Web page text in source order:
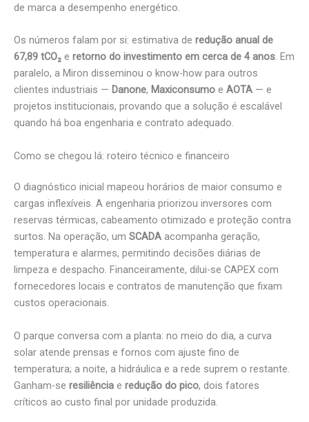
de marca a desempenho energético.
Os números falam por si: estimativa de redução anual de
67,89 tCO₂ e retorno do investimento em cerca de 4 anos. Em
paralelo, a Miron disseminou o know-how para outros
clientes industriais — Danone, Maxiconsumo e AOTA — e
projetos institucionais, provando que a solução é escalável
quando há boa engenharia e contrato adequado.
Como se chegou lá: roteiro técnico e financeiro
O diagnóstico inicial mapeou horários de maior consumo e
cargas inflexíveis. A engenharia priorizou inversores com
reservas térmicas, cabeamento otimizado e proteção contra
surtos. Na operação, um SCADA acompanha geração,
temperatura e alarmes, permitindo decisões diárias de
limpeza e despacho. Financeiramente, dilui-se CAPEX com
fornecedores locais e contratos de manutenção que fixam
custos operacionais.
O parque conversa com a planta: no meio do dia, a curva
solar atende prensas e fornos com ajuste fino de
temperatura; a noite, a hidráulica e a rede suprem o restante.
Ganham-se resiliência e redução do pico, dois fatores
críticos ao custo final por unidade produzida.